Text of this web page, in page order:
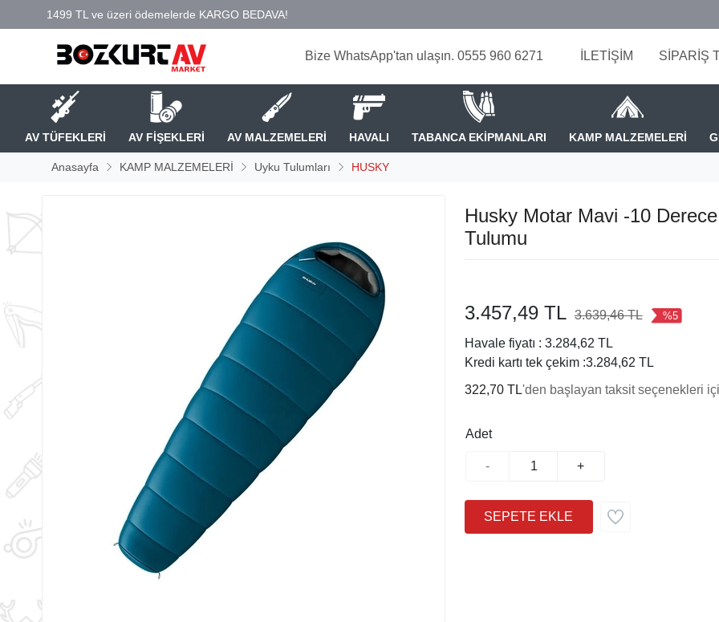
Bize WhatsApp'tan ulaşın. 0555 960 6271 İLETİŞİM SİPARİŞ
AV TÜFEKLERİ AV FİŞEKLERİ AV MALZEMELERİ HAVALI TABANCA EKİPMANLARI KAMP MALZEMELERİ
Anasayfa KAMP MALZEMELERİ Uyku Tulumları HUSKY
Husky Motar Mavi -10
Tulumu
3.457,49 TL 3.639,46 TL %5
Havale fiyatı : 3.284,62 TL
Kredi kartı tek çekim :3.284,62 TL
322,70 TL'den başlayan taksit seçenekleri
Adet
- +